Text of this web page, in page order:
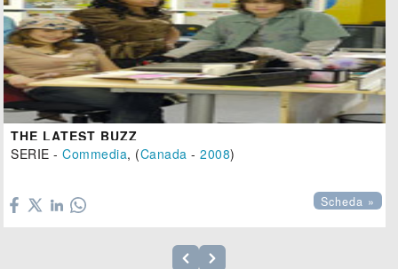
THE LATEST BUZZ
SERIE -Commedia, (Canada -2008)
Scheda »